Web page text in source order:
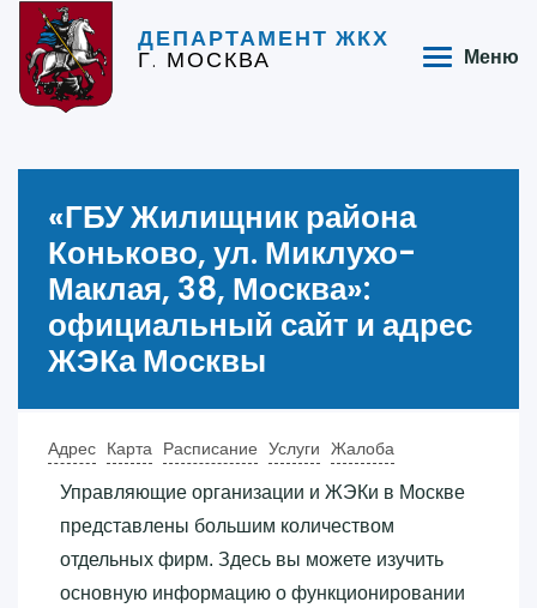
ДЕПАРТАМЕНТ ЖКХ
Г. МОСКВА Меню
«‎ГБУ Жилищник района
Коньково, ул. Миклухо-
Маклая, 38, Москва»‎:
официальный сайт и адрес
ЖЭКа Москвы
Адрес Карта Расписание Услуги Жалоба
Управляющие организации и ЖЭКи в Москве
представлены большим количеством
отдельных фирм. Здесь вы можете изучить
основную информацию о функционировании